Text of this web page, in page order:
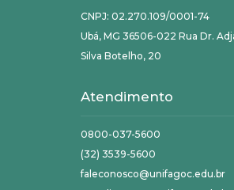
CNPJ: 02.270.109/0001-74
Ubá, MG 36506-022 Rua Dr.
Silva Botelho, 20
Atendimento
0800-037-5600
(32) 3539-5600
faleconosco@unifagoc.edu.br